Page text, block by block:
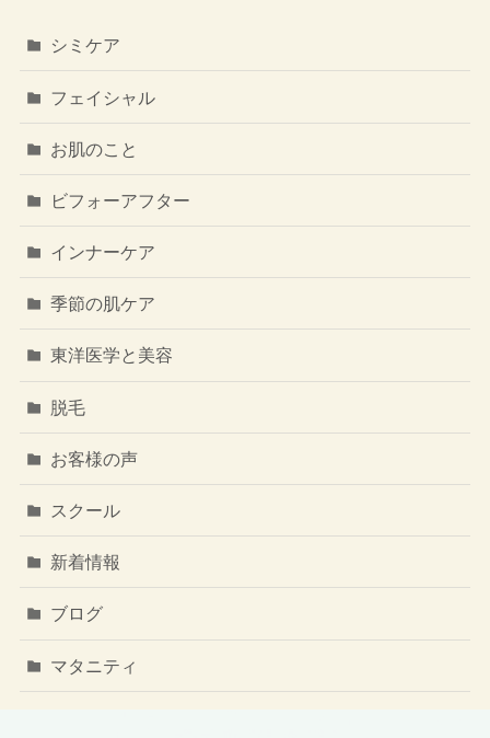
シミケア
フェイシャル
お肌のこと
ビフォーアフター
インナーケア
季節の肌ケア
東洋医学と美容
脱毛
お客様の声
スクール
新着情報
ブログ
マタニティ